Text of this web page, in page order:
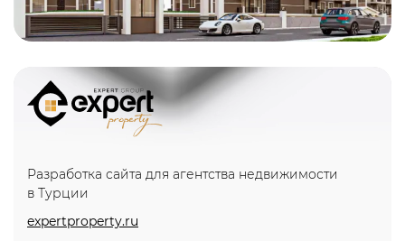
Разработка сайта для агентства недвижимости
в Турции
expertproperty.ru